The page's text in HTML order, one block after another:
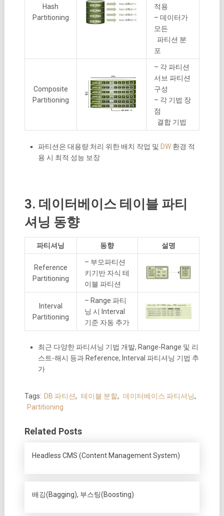
Hash
Partitioning
적용
– 데이터가
모든
파티션 분
포
Composite
Partitioning
– 각 파티션
서브 파티션
구성
– 각 기법 장
점
결합 기법
파티션은 대용량 처리 위한 배치 작업 및 DW환경 적
용 시 최적 성능 보장
3. 데이터베이스 테이블 파티
셔닝 동향
파티셔닝 동향 설명
Reference
Partitioning
– 부모파티션
키기반 자식 테
이블 파티션
Interval
Partitioning
– Range 파티
닝 시 Interval
기준 자동 추가
최근 다양한 파티셔닝 기법 개발, Range-Range 및 리
스트-해시 등과 Reference, Interval 파티셔닝 기법 추
가
Tags: DB 파티션, 테이블 분할, 데이터베이스 파티셔닝,
Partitioning
Related Posts
Headless CMS (Content Management System)
배깅(Bagging), 부스팅(Boosting)